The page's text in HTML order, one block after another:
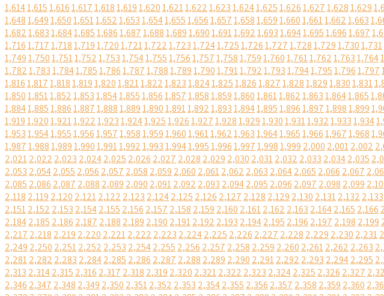
1,6141,6151,6161,6171,6181,6191,6201,6211,6221,6231,6241,6251,6261,6271,6281,629
1,6481,6491,6501,6511,6521,6531,6541,6551,6561,6571,6581,6591,6601,6611,6621,663
1,6821,6831,6841,6851,6861,6871,6881,6891,6901,6911,6921,6931,6941,6951,6961,697
1,7161,7171,7181,7191,7201,7211,7221,7231,7241,7251,7261,7271,7281,7291,7301,731
1,7491,7501,7511,7521,7531,7541,7551,7561,7571,7581,7591,7601,7611,7621,7631,764
1,7821,7831,7841,7851,7861,7871,7881,7891,7901,7911,7921,7931,7941,7951,7961,797
1,8161,8171,8181,8191,8201,8211,8221,8231,8241,8251,8261,8271,8281,8291,8301,831
1,8501,8511,8521,8531,8541,8551,8561,8571,8581,8591,8601,8611,8621,8631,8641,865
1,8841,8851,8861,8871,8881,8891,8901,8911,8921,8931,8941,8951,8961,8971,8981,899
1,9191,9201,9211,9221,9231,9241,9251,9261,9271,9281,9291,9301,9311,9321,9331,934
1,9531,9541,9551,9561,9571,9581,9591,9601,9611,9621,9631,9641,9651,9661,9671,968
1,9871,9881,9891,9901,9911,9921,9931,9941,9951,9961,9971,9981,999 2,000 2,0012,002
2,0212,022 2,023 2,0242,025 2,026 2,027 2,028 2,029 2,030 2,0312,032 2,033 2,0342,035
2,053 2,0542,055 2,056 2,057 2,058 2,059 2,060 2,0612,062 2,063 2,0642,065 2,066 2,067
2,085 2,086 2,087 2,088 2,089 2,090 2,0912,092 2,093 2,0942,095 2,096 2,097 2,098 2,099
2,118 2,119 2,120 2,1212,122 2,123 2,1242,125 2,126 2,127 2,128 2,129 2,130 2,1312,132 2,133
2,1512,152 2,153 2,1542,155 2,156 2,157 2,158 2,159 2,160 2,1612,162 2,163 2,1642,165 2,166
2,1842,185 2,186 2,187 2,188 2,189 2,190 2,1912,192 2,193 2,1942,195 2,196 2,197 2,198 2,199
2,217 2,218 2,219 2,220 2,2212,222 2,223 2,2242,225 2,226 2,227 2,228 2,229 2,230 2,231
2,249 2,250 2,2512,252 2,253 2,2542,255 2,256 2,257 2,258 2,259 2,260 2,2612,262 2,263
2,2812,282 2,283 2,2842,285 2,286 2,287 2,288 2,289 2,290 2,2912,292 2,293 2,2942,295
2,313 2,3142,315 2,316 2,317 2,318 2,319 2,320 2,3212,322 2,323 2,3242,325 2,326 2,327
2,346 2,347 2,348 2,349 2,350 2,3512,352 2,353 2,3542,355 2,356 2,357 2,358 2,359 2,360